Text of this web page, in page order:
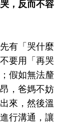
，反而不容
有「哭什麼
要用「再哭
假如無法釐
，爸媽不妨
來，然後溫
行溝通，讓